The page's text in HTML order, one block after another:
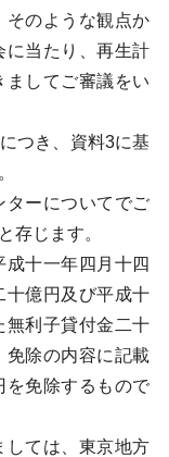
そのような観点か
に当たり、再生計
してご審議をい
つき、資料3に基
ーについてでご
存じます。
十一年四月十四
十億円及び平成十
無利子貸付金二十
免除の内容に記載
を免除するもので
ては、東京地方